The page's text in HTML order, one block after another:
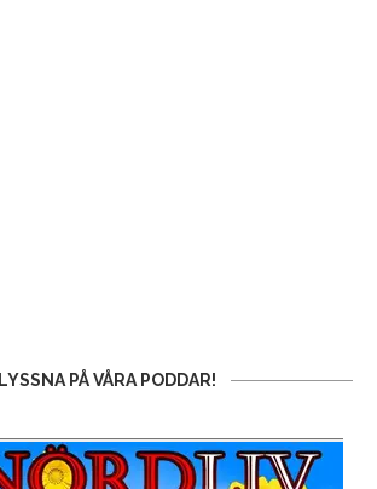
LYSSNA PÅ VÅRA PODDAR!